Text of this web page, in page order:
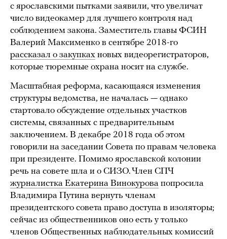
с ярославскими пытками заявили, что увеличат
число видеокамер для лучшего контроля над
соблюдением закона. Заместитель главы ФСИН
Валерий Максименко в сентябре 2018-го
рассказал о закупках новых видеорегистраторов,
которые тюремные охрана носит на службе.
Масштабная реформа, касающаяся изменения
структуры ведомства, не началась — однако
стартовало обсуждение отдельных участков
системы, связанных с предварительным
заключением. В декабре 2018 года об этом
говорили на заседании Совета по правам человека
при президенте. Помимо ярославской колонии
речь на совете шла и о СИЗО. Член СПЧ
журналистка Екатерина Винокурова попросила
Владимира Путина вернуть членам
президентского совета право доступа в изоляторы;
сейчас из общественников оно есть у только
членов Общественных наблюдательных комиссий